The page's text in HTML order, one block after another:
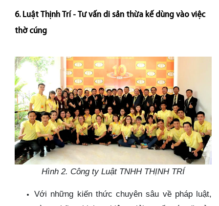
6. Luật Thịnh Trí - Tư vấn di sản thừa kế dùng vào việc
thờ cúng
Hình 2. Công ty Luật TNHH THỊNH TRÍ
Với những kiến thức chuyên sâu về pháp luật,